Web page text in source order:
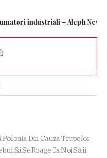
industriali – Aleph News
Din Cauza Trupelor
Să Se Roage Ca Noi Să îi